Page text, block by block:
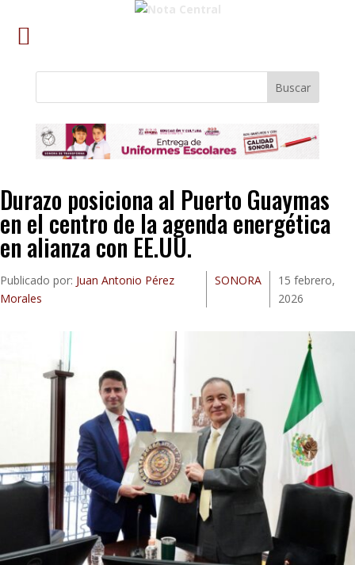
Buscar
Durazo posiciona al Puerto Guaymas
en el centro de la agenda energética
en alianza con EE.UU.
Publicado por: Juan Antonio Pérez
Morales
SONORA
15 febrero,
2026